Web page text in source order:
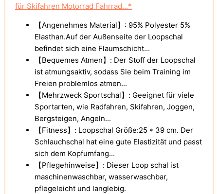
für Skifahren Motorrad Fahrrad...*
【Angenehmes Material】: 95% Polyester 5%
Elasthan.Auf der Außenseite der Loopschal
befindet sich eine Flaumschicht...
【Bequemes Atmen】: Der Stoff der Loopschal
ist atmungsaktiv, sodass Sie beim Training im
Freien problemlos atmen...
【Mehrzweck Sportschal】: Geeignet für viele
Sportarten, wie Radfahren, Skifahren, Joggen,
Bergsteigen, Angeln...
【Fitness】: Loopschal Größe:25 * 39 cm. Der
Schlauchschal hat eine gute Elastizität und passt
sich dem Kopfumfang...
【Pflegehinweise】: Dieser Loop schal ist
maschinenwaschbar, wasserwaschbar,
pflegeleicht und langlebig.